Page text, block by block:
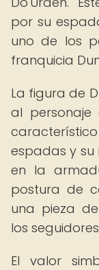
por su
uno de los
franquicia
La figura de
al personaje
espadas y su
en la
postura de
una pieza
los
El valor